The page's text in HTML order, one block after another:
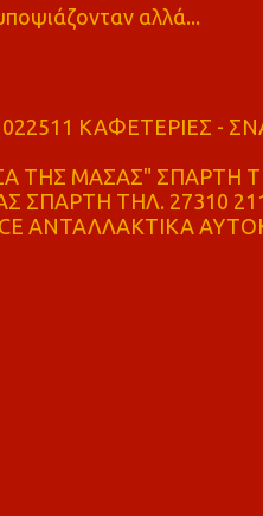
αλλά...
ΚΑΦΕΤΕΡΙΕΣ -
ΤΗΣ ΜΑΣΑΣ" ΣΠΑΡΤΗ
ΣΠΑΡΤΗ ΤΗΛ. 27310
ΑΝΤΑΛΛΑΚΤΙΚΑ